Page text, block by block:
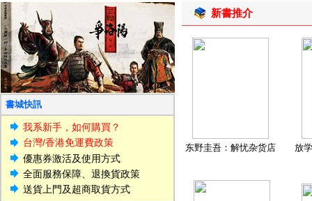
書城快訊
我系新手，如何購買？
台灣/香港免運費政策
優惠券激活及使用方式
全面服務保障、退換貨政策
送貨上門及超商取貨方式
新書推介
东野圭吾：解忧杂货店 放